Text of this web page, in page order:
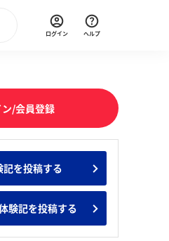
みんなのインターン人気企業ランキ
直近のイベント一覧
ログイン ヘルプ
/会員登録
記を投稿する
験記を投稿する